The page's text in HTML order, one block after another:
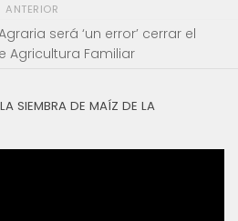
ANTERIOR
será ‘un error’ cerrar el
Agricultura Familiar
SIEMBRA DE MAÍZ DE LA